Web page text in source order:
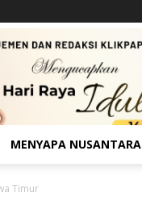
MENYAPA NUSANTARA
Timur